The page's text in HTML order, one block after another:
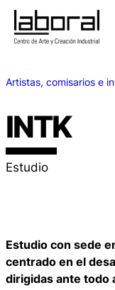
Artistas, comisarios e
INTK
Estudio
Estudio con sede
centrado en el
dirigidas ante todo